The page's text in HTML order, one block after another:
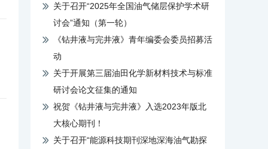
关于召开“2025年全国油气储层保护学术研
讨会”通知（第一轮）
《钻井液与完井液》青年编委会委员招募活
动
关于开展第三届油田化学新材料技术与标准
研讨会论文征集的通知
祝贺《钻井液与完井液》入选2023年版北
大核心期刊！
关于召开“能源科技期刊深地深海油气勘探